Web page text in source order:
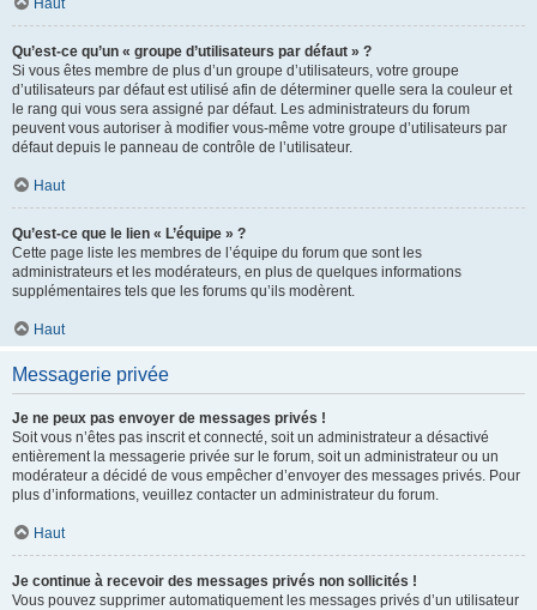
Haut
Qu’est-ce qu’un « groupe d’utilisateurs par défaut » ?
Si vous êtes membre de plus d’un groupe d’utilisateurs, votre groupe
d’utilisateurs par défaut est utilisé afin de déterminer quelle sera la couleur et
le rang qui vous sera assigné par défaut. Les administrateurs du forum
peuvent vous autoriser à modifier vous-même votre groupe d’utilisateurs par
défaut depuis le panneau de contrôle de l’utilisateur.
Haut
Qu’est-ce que le lien « L’équipe » ?
Cette page liste les membres de l’équipe du forum que sont les
administrateurs et les modérateurs, en plus de quelques informations
supplémentaires tels que les forums qu’ils modèrent.
Haut
Messagerie privée
Je ne peux pas envoyer de messages privés !
Soit vous n’êtes pas inscrit et connecté, soit un administrateur a désactivé
entièrement la messagerie privée sur le forum, soit un administrateur ou un
modérateur a décidé de vous empêcher d’envoyer des messages privés. Pour
plus d’informations, veuillez contacter un administrateur du forum.
Haut
Je continue à recevoir des messages privés non sollicités !
Vous pouvez supprimer automatiquement les messages privés d’un utilisateur